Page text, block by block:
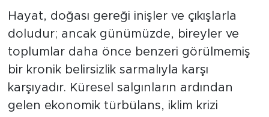
​Hayat, doğası gereği inişler ve çıkışlarla
doludur; ancak günümüzde, bireyler ve
toplumlar daha önce benzeri görülmemiş
bir kronik belirsizlik sarmalıyla karşı
karşıyadır. Küresel salgınların ardından
gelen ekonomik türbülans, iklim krizi